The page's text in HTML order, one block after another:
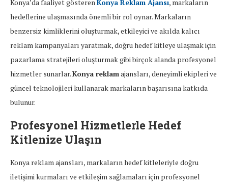
Konya’da faaliyet gösterenKonya Reklam Ajansı, markaların
hedeflerine ulaşmasında önemli bir rol oynar. Markaların
benzersiz kimliklerini oluşturmak, etkileyici ve akılda kalıcı
reklam kampanyaları yaratmak, doğru hedef kitleye ulaşmak için
pazarlama stratejileri oluşturmak gibi birçok alanda profesyonel
hizmetler sunarlar.Konya reklamajansları, deneyimli ekipleri ve
güncel teknolojileri kullanarak markaların başarısına katkıda
bulunur.
Profesyonel Hizmetlerle Hedef
Kitlenize Ulaşın
Konya reklam ajansları, markaların hedef kitleleriyle doğru
iletişimi kurmaları ve etkileşim sağlamaları için profesyonel